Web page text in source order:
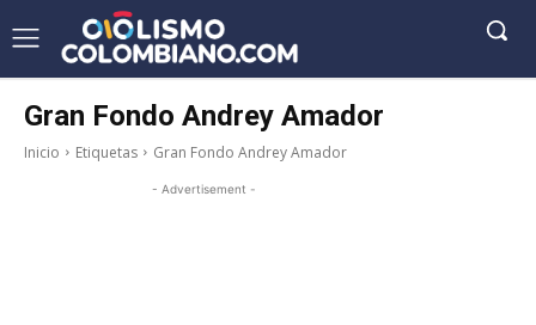
Gran Fondo Andrey Amador
Inicio Etiquetas Gran Fondo Andrey Amador
- Advertisement -